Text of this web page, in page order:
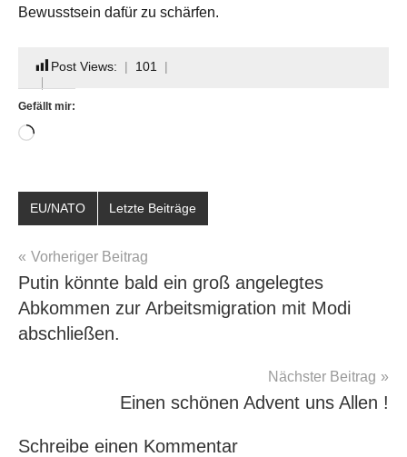
Bewusstsein dafür zu schärfen.
Post Views: 101
Gefällt mir:
Wird
EU/NATO Letzte Beiträge
Beitragsnavigation
Vorheriger Beitrag
Putin könnte bald ein groß angelegtes
Abkommen zur Arbeitsmigration mit Modi
abschließen.
Nächster Beitrag
Einen schönen Advent uns Allen !
Schreibe einen Kommentar